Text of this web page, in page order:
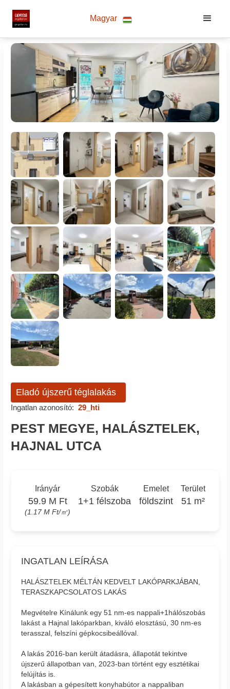
Magyar
Eladó újszerű téglalakás
Ingatlan azonosító: 29_hti
PEST MEGYE, HALÁSZTELEK,
HAJNAL UTCA
Irányár
59.9 M Ft
(1.17 M Ft/㎡)
Szobák
1+1 félszoba
Emelet
földszint
Terület
51 m²
INGATLAN LEÍRÁSA
HALÁSZTELEK MÉLTÁN KEDVELT LAKÓPARKJÁBAN,
TERASZKAPCSOLATOS LAKÁS
Megvételre Kínálunk egy 51 nm-es nappali+1hálószobás
lakást a Hajnal lakóparkban, kiváló elosztású, 30 nm-es
terasszal, felszíni gépkocsibeállóval.
A lakás 2016-ban került átadásra, állapotát tekintve
újszerű állapotban van, 2023-ban történt egy esztétikai
felújítás is.
A lakásban a gépesített konyhabútor a nappaliban